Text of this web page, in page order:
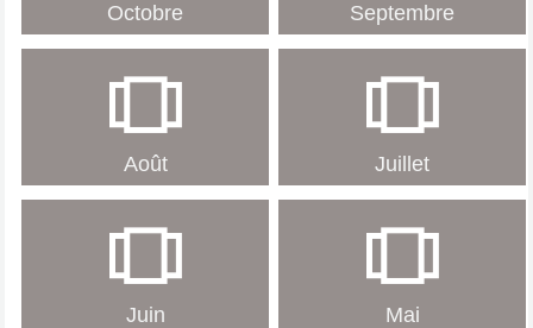
Octobre Septembre
Août Juillet
Juin Mai